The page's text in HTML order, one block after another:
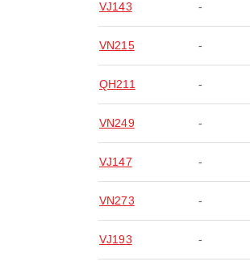
VJ143 -
VN215 -
QH211 -
VN249 -
VJ147 -
VN273 -
VJ193 -